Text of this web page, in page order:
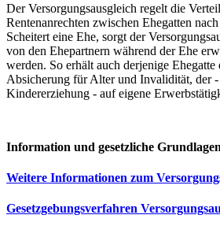
Der Versorgungsausgleich regelt die
Rentenanrechten zwischen Ehegatten
Scheitert eine Ehe, sorgt der
von den Ehepartnern während der Ehe
werden. So erhält auch derjenige Ehegatte
Absicherung für Alter und Invalidität, der
Kindererziehung - auf eigene
Information und gesetzliche
Weitere Informationen zum
Gesetzgebungsverfahren